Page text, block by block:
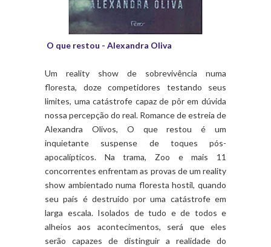
O que restou - Alexandra Oliva
Um reality show de sobrevivência numa
floresta, doze competidores testando seus
limites, uma catástrofe capaz de pôr em dúvida
nossa percepção do real. Romance de estreia de
Alexandra Olivos, O que restou é um
inquietante suspense de toques pós-
apocalípticos. Na trama, Zoo e mais 11
concorrentes enfrentam as provas de um reality
show ambientado numa floresta hostil, quando
seu país é destruído por uma catástrofe em
larga escala. Isolados de tudo e de todos e
alheios aos acontecimentos, será que eles
serão capazes de distinguir a realidade do